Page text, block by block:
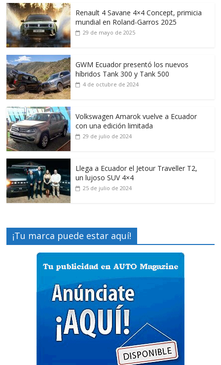
Renault 4 Savane 4×4 Concept, primicia
mundial en Roland-Garros 2025
29 de mayo de 2025
GWM Ecuador presentó los nuevos
híbridos Tank 300 y Tank 500
4 de octubre de 2024
Volkswagen Amarok vuelve a Ecuador
con una edición limitada
29 de julio de 2024
Llega a Ecuador el Jetour Traveller T2,
un lujoso SUV 4×4
25 de julio de 2024
¡Tu marca puede estar aquí!